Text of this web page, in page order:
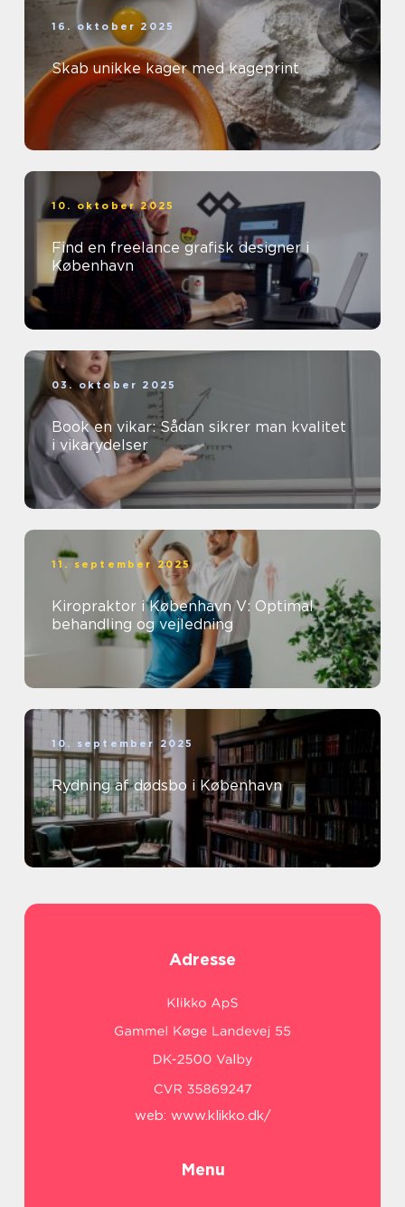
16. oktober 2025
Skab unikke kager med kageprint
10. oktober 2025
Find en freelance grafisk designer i
København
03. oktober 2025
Book en vikar: Sådan sikrer man kvalitet
i vikarydelser
11. september 2025
Kiropraktor i København V: Optimal
behandling og vejledning
10. september 2025
Rydning af dødsbo i København
Adresse
web: www.klikko.dk/
Menu